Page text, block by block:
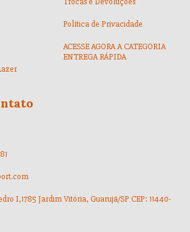
Política de Privacidade
ACESSE AGORA A CATEGORIA
ENTREGA RÁPIDA
I,1785 Jardim Vitória, Guarujá/SP CEP: 11440-